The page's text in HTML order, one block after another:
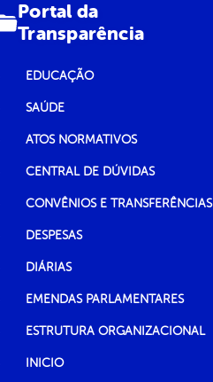
Portal da
Transparência
EDUCAÇÃO
SAÚDE
ATOS NORMATIVOS
CENTRAL DE DÚVIDAS
CONVÊNIOS E TRANSFERÊNCIAS
DESPESAS
DIÁRIAS
EMENDAS PARLAMENTARES
ESTRUTURA ORGANIZACIONAL
INICIO